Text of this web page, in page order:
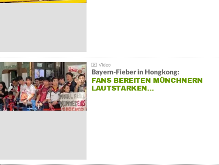
Bayern-Fieber in Hongkong:
FANS BEREITEN MÜNCHNERN
LAUTSTARKEN…